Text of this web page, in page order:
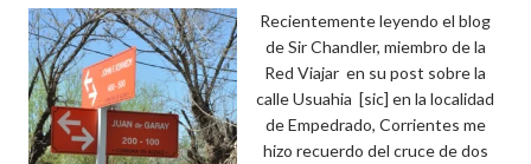
Recientemente leyendo el blog
de Sir Chandler, miembro de la
Red Viajar en su post sobre la
calle Usuahia [sic] en la localidad
de Empedrado, Corrientes me
hizo recuerdo del cruce de dos